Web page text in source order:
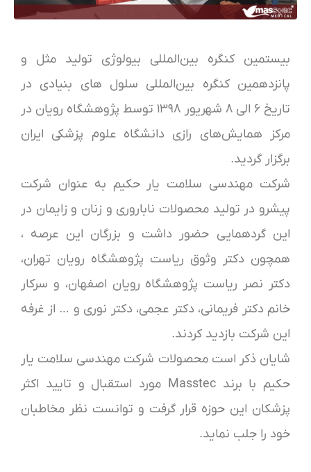
بیستمین کنگره بین‌المللی بیولوژی تولید مثل و
پانزدهمین کنگره بین‌المللی سلول های بنیادی در
تاریخ ۶ الی ۸ شهریور ۱۳۹۸ توسط پژوهشگاه رویان در
مرکز همایش‌های رازی دانشگاه علوم پزشکی ایران
برگزار گردید.
شرکت مهندسی سلامت یار حکیم به عنوان شرکت
پیشرو در تولید محصولات ناباروری و زنان و زایمان در
این گردهمایی حضور داشت و بزرگان این عرصه ،
همچون دکتر وثوق ریاست پژوهشگاه رویان تهران،
دکتر نصر ریاست پژوهشگاه رویان اصفهان، و سرکار
خانم دکتر فریمانی، دکتر عجمی، دکتر نوری و … از غرفه
این شرکت بازدید کردند.
شایان ذکر است محصولات شرکت مهندسی سلامت یار
حکیم با برند Masstec مورد استقبال و تایید اکثر
پزشکان این حوزه قرار گرفت و توانست نظر مخاطبان
خود را جلب نماید.